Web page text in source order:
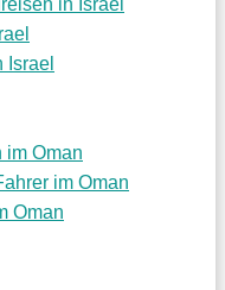
in Israel
Israel
im Oman
im Oman
Oman